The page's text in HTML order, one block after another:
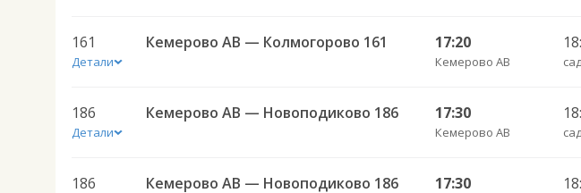
161
Детали
Кемерово АВ — Колмогорово 161 17:20
Кемерово АВ
186
Детали
Кемерово АВ — Новоподиково 186 17:30
Кемерово АВ
186 Кемерово АВ — Новоподиково 186 17:30